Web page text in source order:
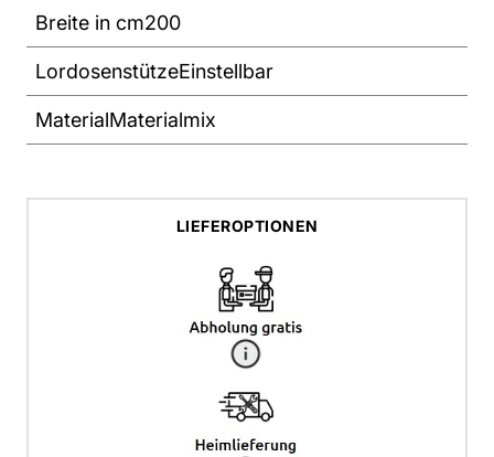
Breite in cm200
LordosenstützeEinstellbar
MaterialMaterialmix
LIEFEROPTIONEN